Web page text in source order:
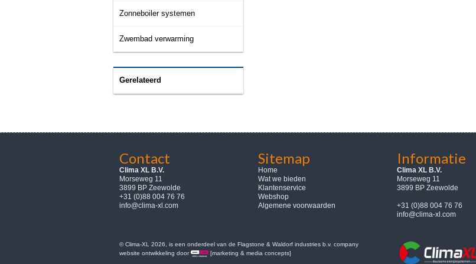
Zonneboiler systemen
Zwembad verwarming
Gerelateerd
Contact
Clima XL B.V.
Morseweg 11
3899 BP Zeewolde
+31 (0)88 004 76 76
info@clima-xl.com
Sitemap
Home
Wat we bieden
Klantenservice
Webshop
Algemene voorwaarden
Informatie
Clima XL B.V.
Morseweg 11
3899 BP Zeewolde
+31 (0)88 004 76 76
info@clima-xl.com
© Clima-XL 2026, is een onderdeel van de Flagstone & Waldorf industries b.v. company
website ontwikkeling door
[marketing & media concepts]